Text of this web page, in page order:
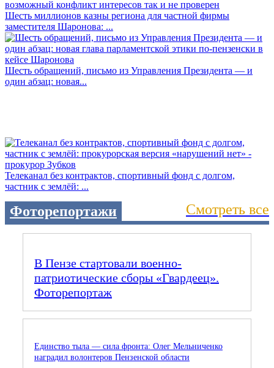
Шесть миллионов казны региона для частной фирмы
заместителя Шаронова: ...
Шесть обращений, письмо из Управления Президента — и
один абзац: новая...
Телеканал без контрактов, спортивный фонд с долгом,
частник с землёй: ...
Фоторепортажи Смотреть все
В Пензе стартовали военно-
патриотические сборы «Гвардеец».
Фоторепортаж
Единство тыла — сила фронта: Олег Мельниченко
наградил волонтеров Пензенской области